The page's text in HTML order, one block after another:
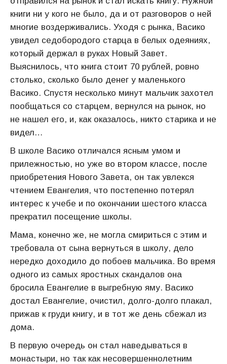
книги ни у кого не было, да и от разговоров о ней
многие воздерживались. Уходя с рынка, Васико
увидел седобородого старца в белых одеяниях,
который держал в руках Новый Завет.
Выяснилось, что книга стоит 70 рублей, ровно
столько, сколько было денег у маленького
Васико. Спустя несколько минут мальчик захотел
пообщаться со старцем, вернулся на рынок, но
не нашел его, и, как оказалось, никто старика и не
видел…
В школе Васико отличался ясным умом и
прилежностью, но уже во втором классе, после
приобретения Нового Завета, он так увлекся
чтением Евангелия, что постепенно потерял
интерес к учебе и по окончании шестого класса
прекратил посещение школы.
Мама, конечно же, не могла смириться с этим и
требовала от сына вернуться в школу, дело
нередко доходило до побоев мальчика. Во время
одного из самых яростных скандалов она
бросила Евангелие в выгребную яму. Васико
достал Евангелие, очистил, долго-долго плакал,
прижав к груди книгу, и в тот же день сбежал из
дома.
В первую очередь он стал наведываться в
монастыри, но так как несовершеннолетним